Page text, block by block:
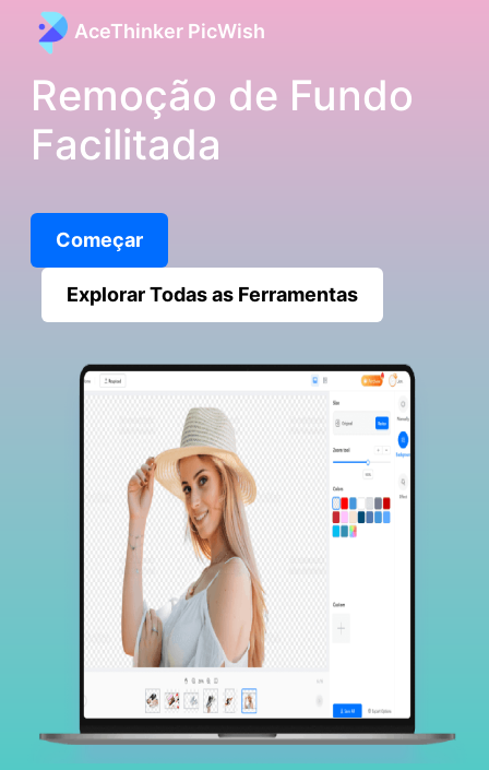
AceThinker PicWish
Remoção de Fundo
Facilitada
Começar
Explorar Todas as Ferramentas